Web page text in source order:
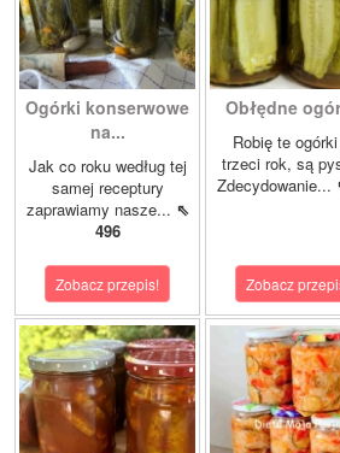
Ogórki konserwowe
na...
Jak co roku według tej
samej receptury
zaprawiamy nasze... ⇖
496
Zobacz przepis!
Obłędne
Robię te
trzeci rok, są
Zdecydowanie...
Zobacz